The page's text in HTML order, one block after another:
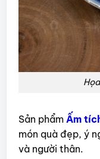
Sản phẩm Ấm
món quà đẹp, ý
và người thân.